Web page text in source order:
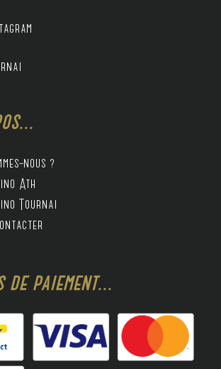
nous ?
Ath
Tournai
de paiement...